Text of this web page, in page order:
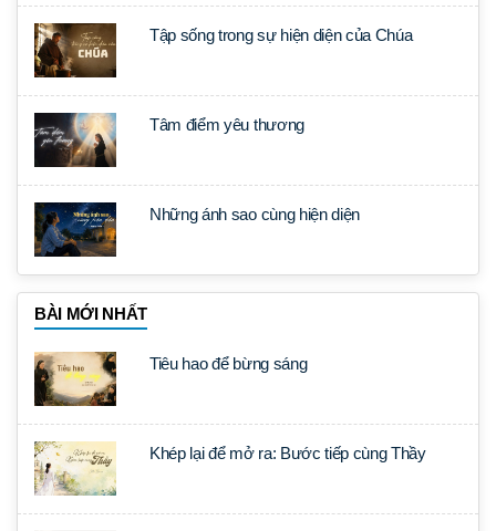
Tập sống trong sự hiện diện của Chúa
Tâm điểm yêu thương
Những ánh sao cùng hiện diện
BÀI MỚI NHẤT
Tiêu hao để bừng sáng
Khép lại để mở ra: Bước tiếp cùng Thầy